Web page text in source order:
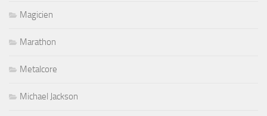
Magicien
Marathon
Metalcore
Michael Jackson